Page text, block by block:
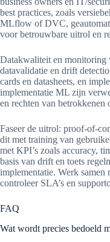
best practices, zoals
MLflow of DVC,
voor betrouwbare uitrol en
Datakwaliteit en monitoring
datavalidatie en drift
cards en datasheets, en
implementatie ML zijn
en rechten van betrokkenen
Faseer de uitrol: proof-of-
dit met training van
met KPI’s zoals accuracy,
basis van drift en toets
implementatie. Werk samen
controleer SLA’s en
FAQ
Wat wordt precies bedoeld